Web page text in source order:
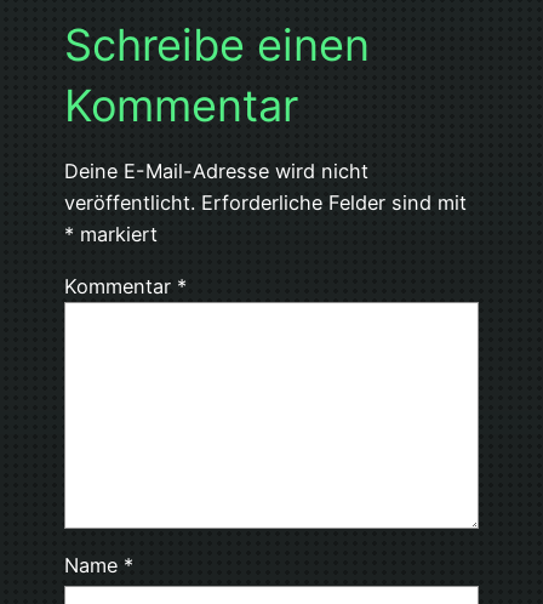
Schreibe einen
Kommentar
Deine E-Mail-Adresse wird nicht
veröffentlicht. Erforderliche Felder sind mit
* markiert
Kommentar *
Name *